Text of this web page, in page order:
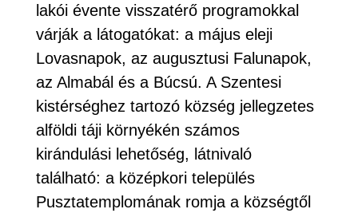
lakói évente visszatérő programokkal
várják a látogatókat: a május eleji
Lovasnapok, az augusztusi Falunapok,
az Almabál és a Búcsú. A Szentesi
kistérséghez tartozó község jellegzetes
alföldi táji környékén számos
kirándulási lehetőség, látnivaló
található: a középkori település
Pusztatemplomának romja a községtől